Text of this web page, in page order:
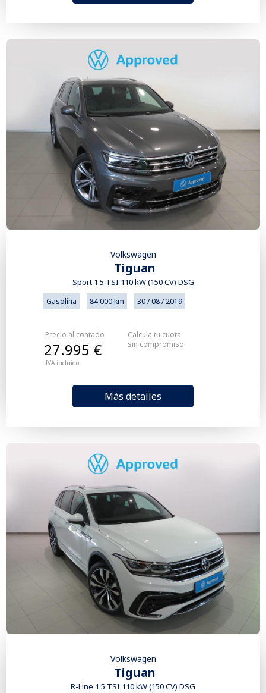
Volkswagen
Tiguan
Sport 1.5 TSI 110 kW (150 CV) DSG
Gasolina 84.000 km 30 / 08 / 2019
Precio al contado
IVA incluido
27.995 €
Más detalles
Calcula tu cuota
sin compromiso
Volkswagen
Tiguan
R-Line 1.5 TSI 110 kW (150 CV) DSG